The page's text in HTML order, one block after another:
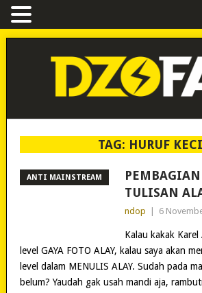
TAG: HURUF
ANTI MAINSTREAM
PEMBAGIAN
TULISAN
ndop 6
Kalau kakak
level GAYA FOTO ALAY, kalau saya akan
level dalam MENULIS ALAY. Sudah pada
belum? Yaudah gak usah mandi aja,